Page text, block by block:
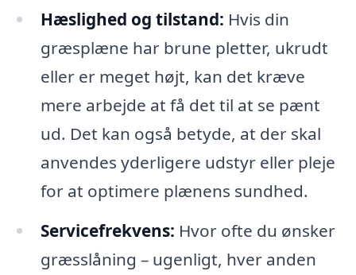
Hæslighed og tilstand: Hvis din
græsplæne har brune pletter, ukrudt
eller er meget højt, kan det kræve
mere arbejde at få det til at se pænt
ud. Det kan også betyde, at der skal
anvendes yderligere udstyr eller pleje
for at optimere plænens sundhed.
Servicefrekvens: Hvor ofte du ønsker
græsslåning – ugenligt, hver anden